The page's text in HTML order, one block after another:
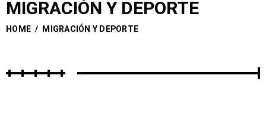
MIGRACIÓN Y DEPORTE
HOME / MIGRACIÓN Y DEPORTE